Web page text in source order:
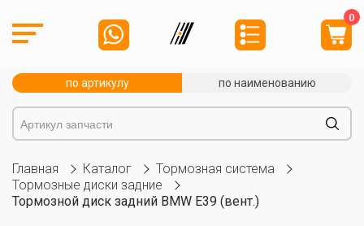
0
по артикулу по наименованию
Главная Каталог
Тормозная система
Тормозные диски задние
Тормозной диск задний BMW E39 (вент.)